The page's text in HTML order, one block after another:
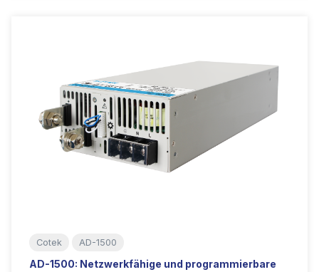
Cotek AD-1500
AD-1500: Netzwerkfähige und programmierbare